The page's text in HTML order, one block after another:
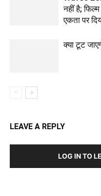
नहीं है;
एकता पर
क्या टूट
LEAVE A REPLY
LOG IN TO